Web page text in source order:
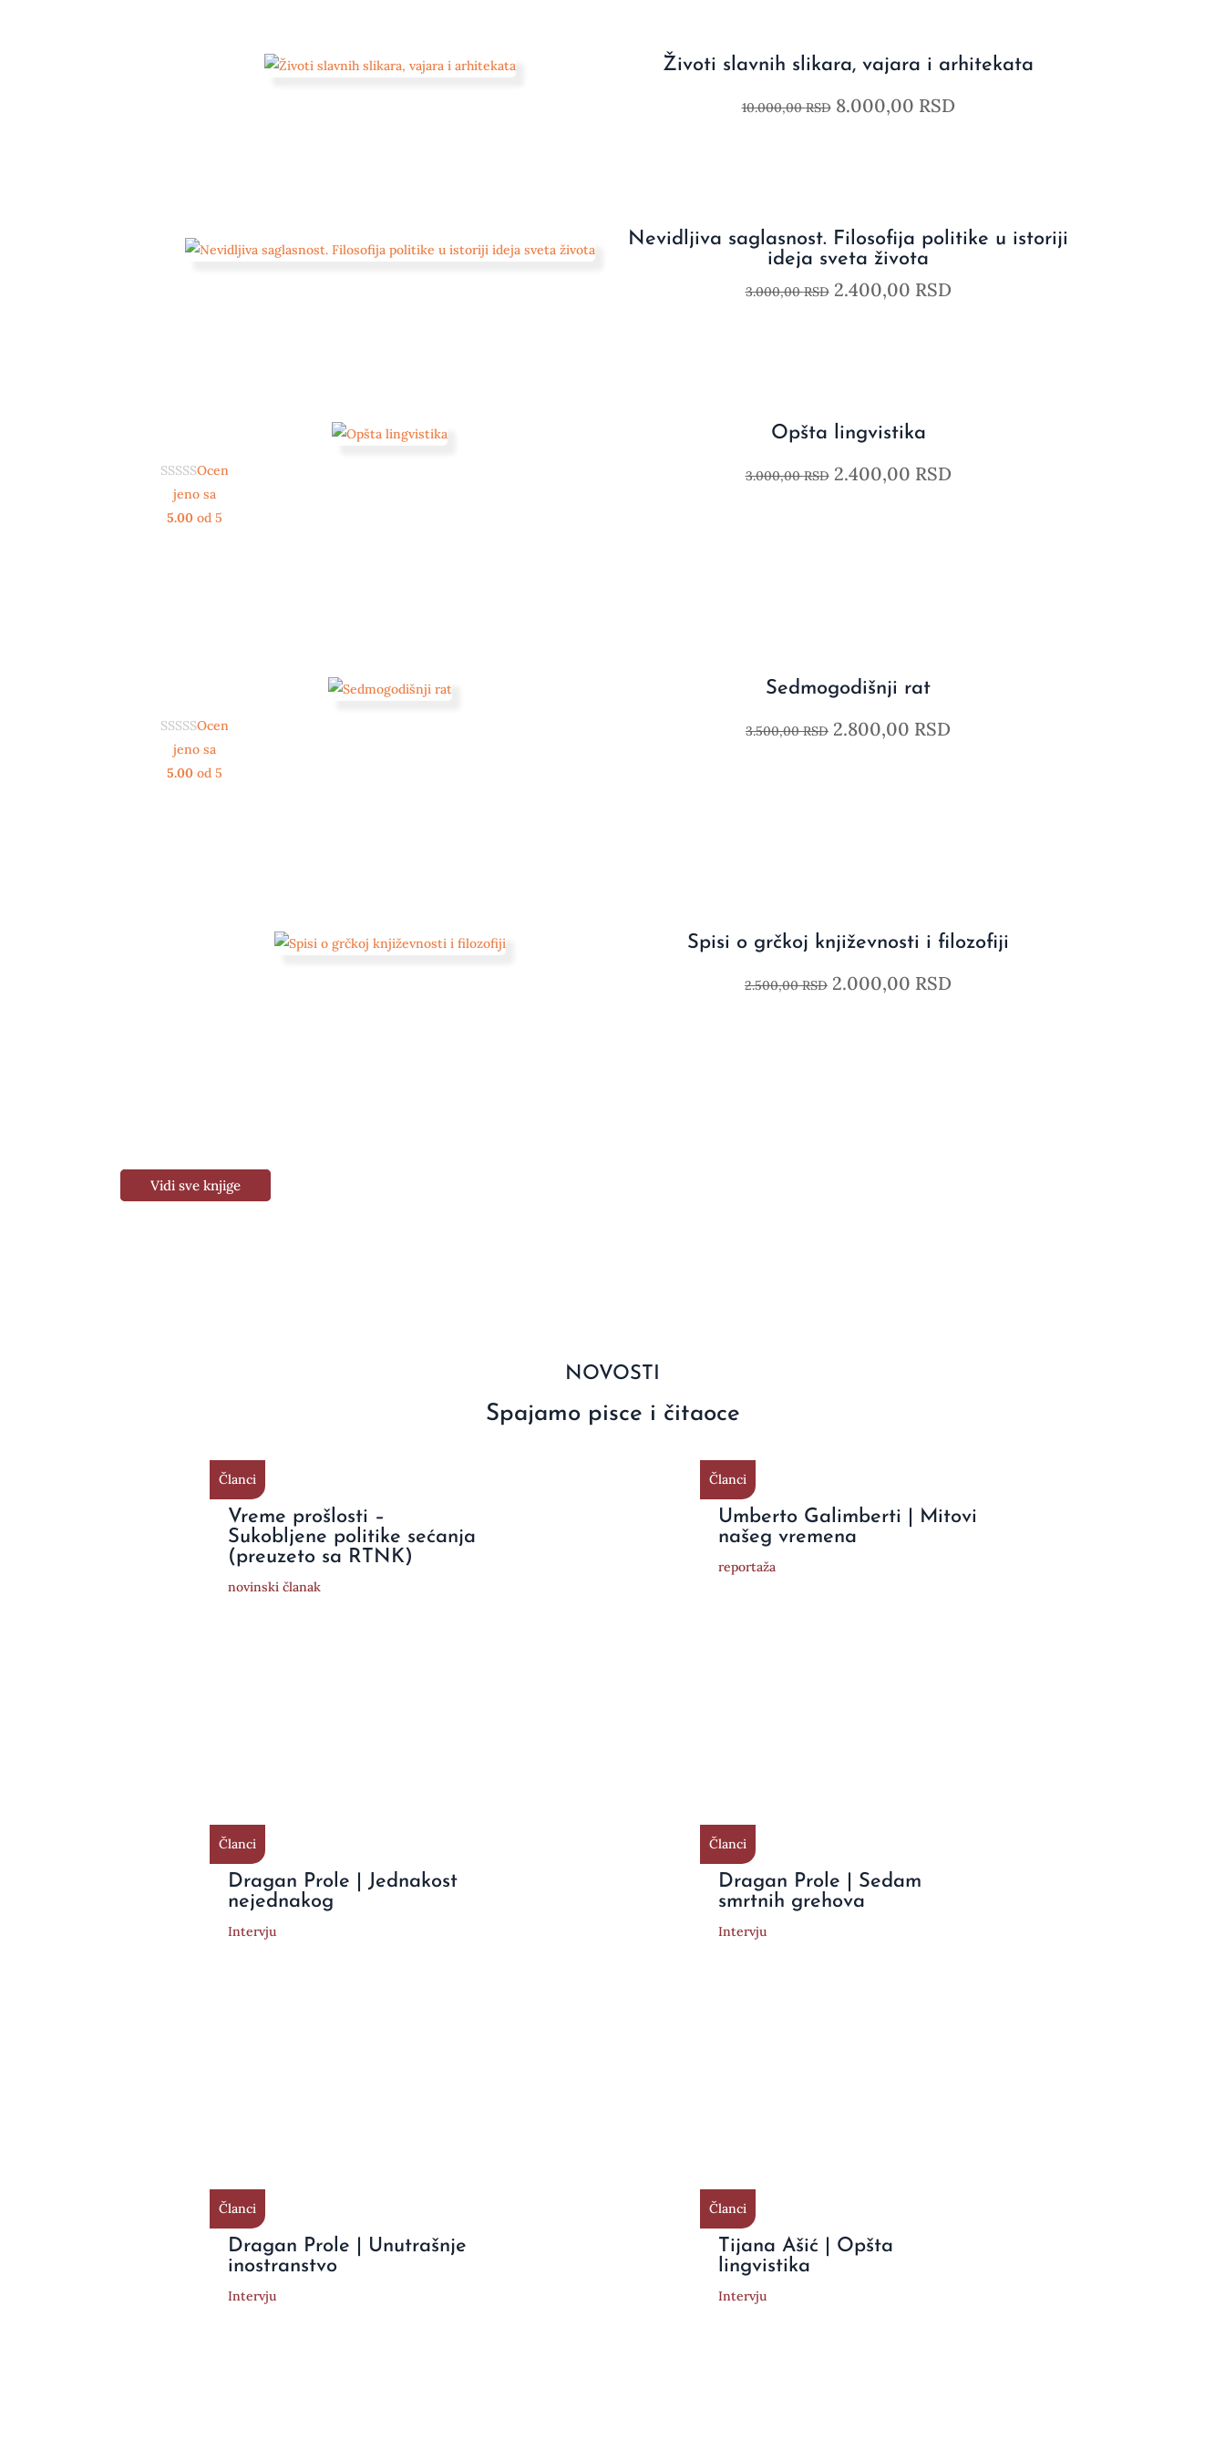
Životi slavnih slikara, vajara i arhitekata
10.000,00RSD 8.000,00 RSD
Nevidljiva saglasnost. Filosofija politike u istoriji
ideja sveta života
3.000,00RSD 2.400,00 RSD
Opšta lingvistika
Ocen
jeno sa
5.00 od 5
3.000,00RSD 2.400,00 RSD
Sedmogodišnji rat
Ocen
jeno sa
5.00 od 5
3.500,00RSD 2.800,00 RSD
Spisi o grčkoj književnosti i filozofiji
2.500,00RSD 2.000,00 RSD
Vidi sve knjige
NOVOSTI
Spajamo pisce i čitaoce
Članci
Vreme prošlosti –
Sukobljene politike sećanja
(preuzeto sa RTNK)
novinski članak
Članci
Umberto Galimberti | Mitovi
našeg vremena
reportaža
Članci
Dragan Prole | Jednakost
nejednakog
Intervju
Članci
Dragan Prole | Sedam
smrtnih grehova
Intervju
Članci
Dragan Prole | Unutrašnje
inostranstvo
Intervju
Članci
Tijana Ašić | Opšta
lingvistika
Intervju